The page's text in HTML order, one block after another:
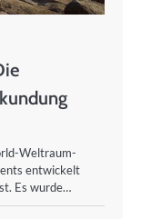
Weltraum-
entwickelt
Es wurde…